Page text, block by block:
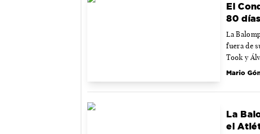
El
80
La
fuera de
Took y
Mario
La
el